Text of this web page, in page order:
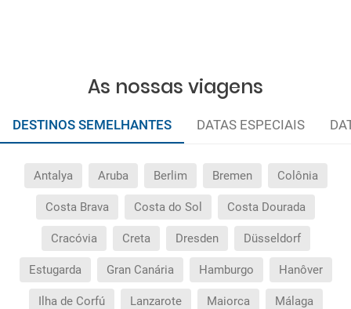
As nossas viagens
DESTINOS SEMELHANTES DATAS ESPECIAIS
Antalya Aruba Berlim Bremen Colônia
Costa Brava Costa do Sol Costa Dourada
Cracóvia Creta Dresden Düsseldorf
Estugarda Gran Canária Hamburgo Hanôver
Ilha de Corfú Lanzarote Maiorca Málaga